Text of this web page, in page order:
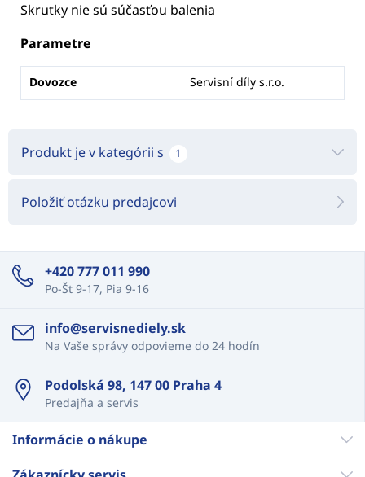
Skrutky nie sú súčasťou balenia
Parametre
Dovozce Servisní díly s.r.o.
Produkt je v kategórii s 1
Položiť otázku predajcovi
+420 777 011 990
Po-Št 9-17, Pia 9-16
info@servisnediely.sk
Na Vaše správy odpovieme do 24 hodín
Podolská 98, 147 00 Praha 4
Predajňa a servis
Informácie o nákupe